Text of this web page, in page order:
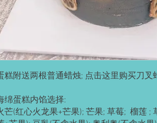
糕附送两根普通蜡烛; 点击这里购买刀叉
绵蛋糕内馅选择:
芒(红心火龙果+芒果); 芒果; 草莓;  榴莲 ;